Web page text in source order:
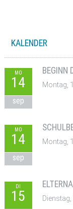
KALENDER
MO
14
sep
BEGINN
Montag,
MO
14
sep
Montag,
DI
15